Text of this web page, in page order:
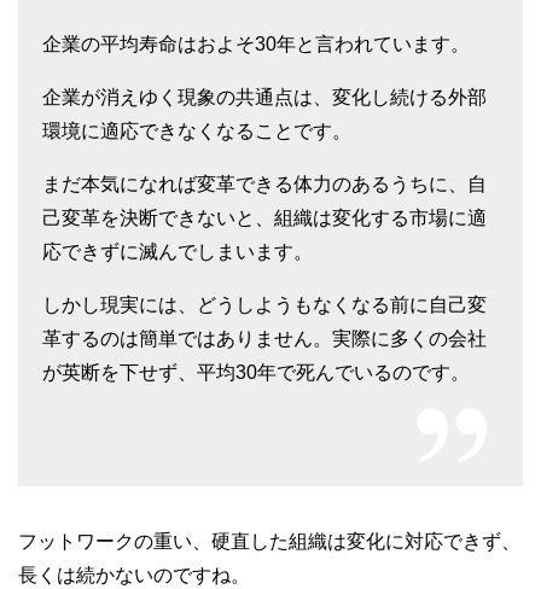
企業の平均寿命はおよそ30年と言われています。
企業が消えゆく現象の共通点は、変化し続ける外部
環境に適応できなくなることです。
まだ本気になれば変革できる体力のあるうちに、自
己変革を決断できないと、組織は変化する市場に適
応できずに滅んでしまいます。
しかし現実には、どうしようもなくなる前に自己変
革するのは簡単ではありません。実際に多くの会社
が英断を下せず、平均30年で死んでいるのです。
フットワークの重い、硬直した組織は変化に対応できず、
長くは続かないのですね。